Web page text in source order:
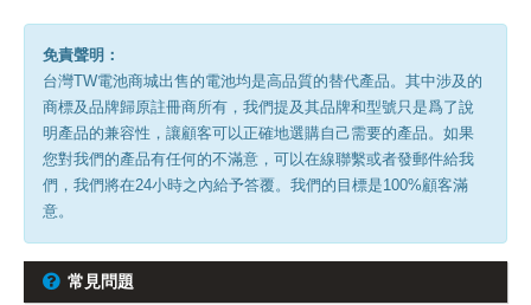
免責聲明：
台灣TW電池商城出售的電池均是高品質的替代產品。其中涉及的
商標及品牌歸原註冊商所有，我們提及其品牌和型號只是爲了說
明產品的兼容性，讓顧客可以正確地選購自己需要的產品。如果
您對我們的產品有任何的不滿意，可以在線聯繫或者發郵件給我
們，我們將在24小時之內給予答覆。我們的目標是100%顧客滿
意。
常見問題